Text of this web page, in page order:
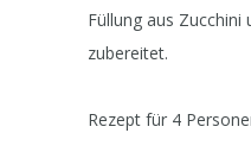
Füllung aus Zucchini
zubereitet.
Rezept für 4